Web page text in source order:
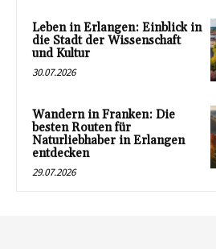
Leben in Erlangen: Einblick in
die Stadt der Wissenschaft
und Kultur
30.07.2026
Wandern in Franken: Die
besten Routen für
Naturliebhaber in Erlangen
entdecken
29.07.2026